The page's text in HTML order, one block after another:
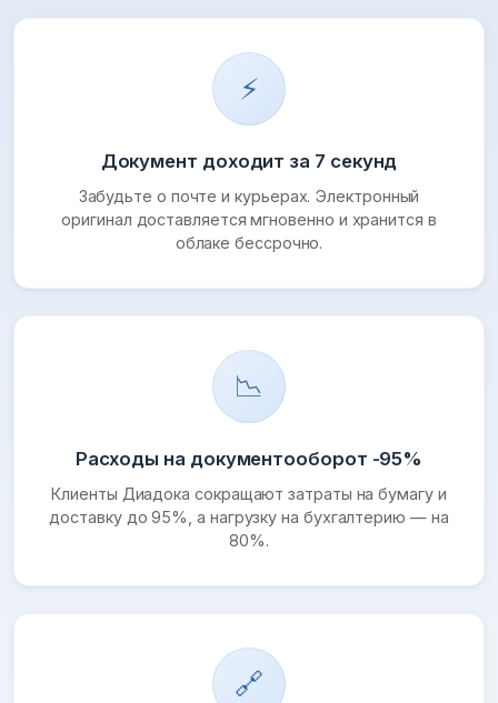
⚡
Документ доходит за 7 секунд
Забудьте о почте и курьерах. Электронный
оригинал доставляется мгновенно и хранится в
облаке бессрочно.
📉
Расходы на документооборот -95%
Клиенты Диадока сокращают затраты на бумагу и
доставку до 95%, а нагрузку на бухгалтерию — на
80%.
🔗